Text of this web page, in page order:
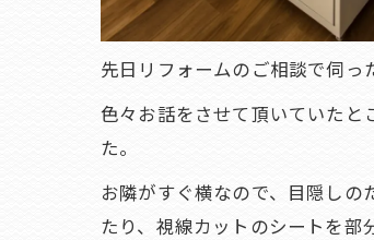
先日リフォームのご相談で伺っ
色々お話をさせて頂いていたと
た。
お隣がすぐ横なので、目隠し
たり、視線カットのシートを